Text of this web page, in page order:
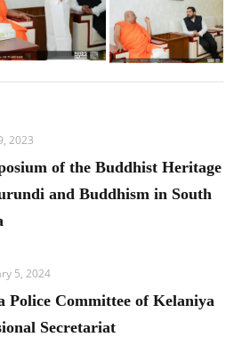
2023
of the Buddhist Heritage
and Buddhism in South
5, 2024
Police Committee of Kelaniya
Secretariat